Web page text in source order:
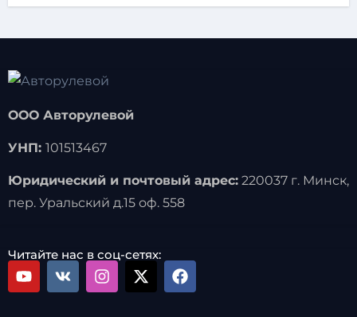
ООО Авторулевой
УНП: 101513467
Юридический и почтовый адрес:220037 г. Минск,
пер. Уральский д.15 оф. 558
Читайте нас в соц-сетях: